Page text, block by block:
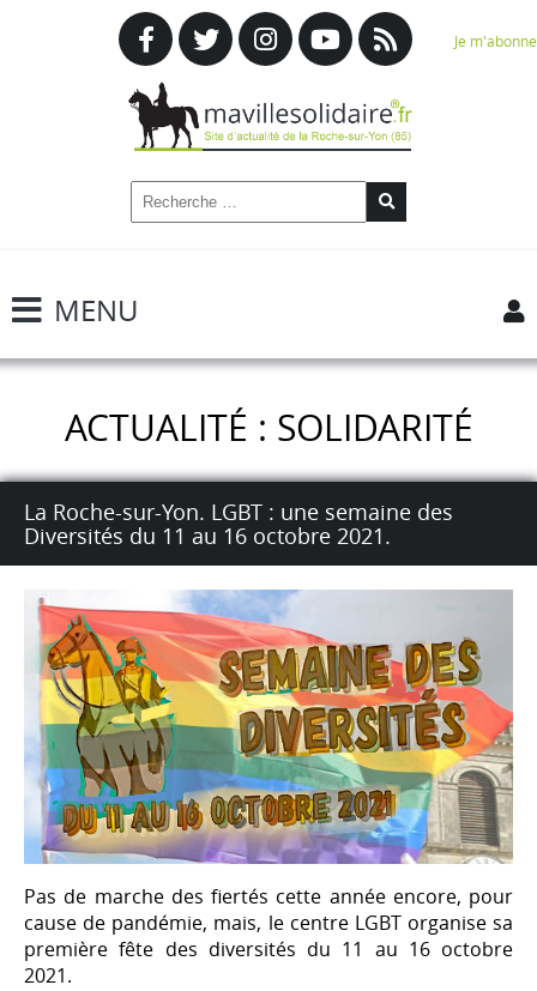
Je m'abonne
MENU
ACTUALITÉ : SOLIDARITÉ
La Roche-sur-Yon. LGBT : une semaine des
Diversités du 11 au 16 octobre 2021.
Pas de marche des fiertés cette année encore, pour
cause de pandémie, mais, le centre LGBT organise sa
première fête des diversités du 11 au 16 octobre
2021.